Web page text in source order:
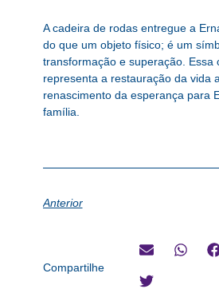
A cadeira de rodas entregue a
do que um objeto físico; é um
transformação e superação. Essa
representa a restauração da vida
renascimento da esperança para
família.
Anterior
Compartilhe